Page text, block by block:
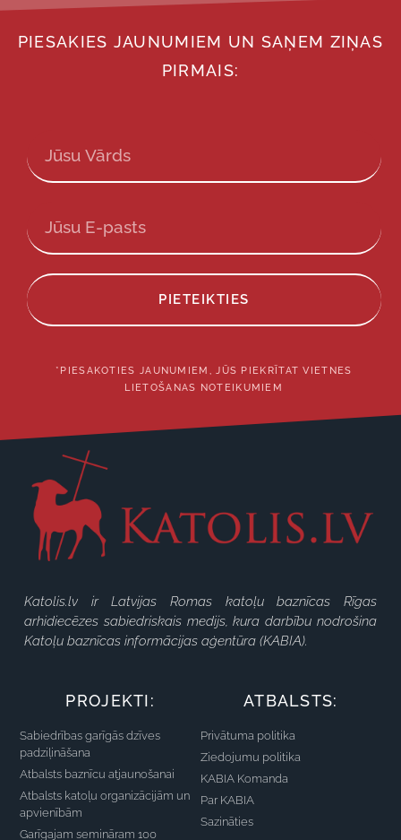
PIESAKIES JAUNUMIEM UN SAŅEM ZIŅAS
PIRMAIS:
PIETEIKTIES
*PIESAKOTIES JAUNUMIEM, JŪS PIEKRĪTAT VIETNES
LIETOŠANAS NOTEIKUMIEM
Katolis.lv ir Latvijas Romas katoļu baznīcas Rīgas
arhidiecēzes sabiedriskais medijs, kura darbību nodrošina
Katoļu baznīcas informācijas aģentūra (KABIA).
PROJEKTI:
Sabiedrības garīgās dzīves
padziļināšana
Atbalsts baznīcu atjaunošanai
Atbalsts katoļu organizācijām un
apvienībām
Garīgajam semināram 100
ATBALSTS:
Privātuma politika
Ziedojumu politika
KABIA Komanda
Par KABIA
Sazināties